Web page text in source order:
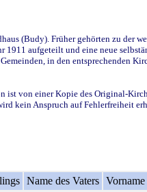
(Budy). Früher gehörten zu der
aufgeteilt und eine neue
in den entsprechenden
von einer Kopie des Original-
kein Anspruch auf Fehlerfreiheit
Name des Vaters Vorname